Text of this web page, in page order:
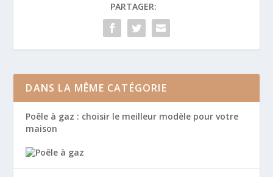
PARTAGER:
DANS LA MÊME CATÉGORIE
Poêle à gaz : choisir le meilleur modèle pour votre
maison